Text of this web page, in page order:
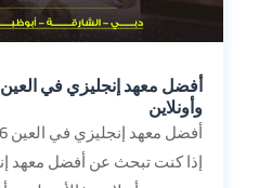
وأونلاين